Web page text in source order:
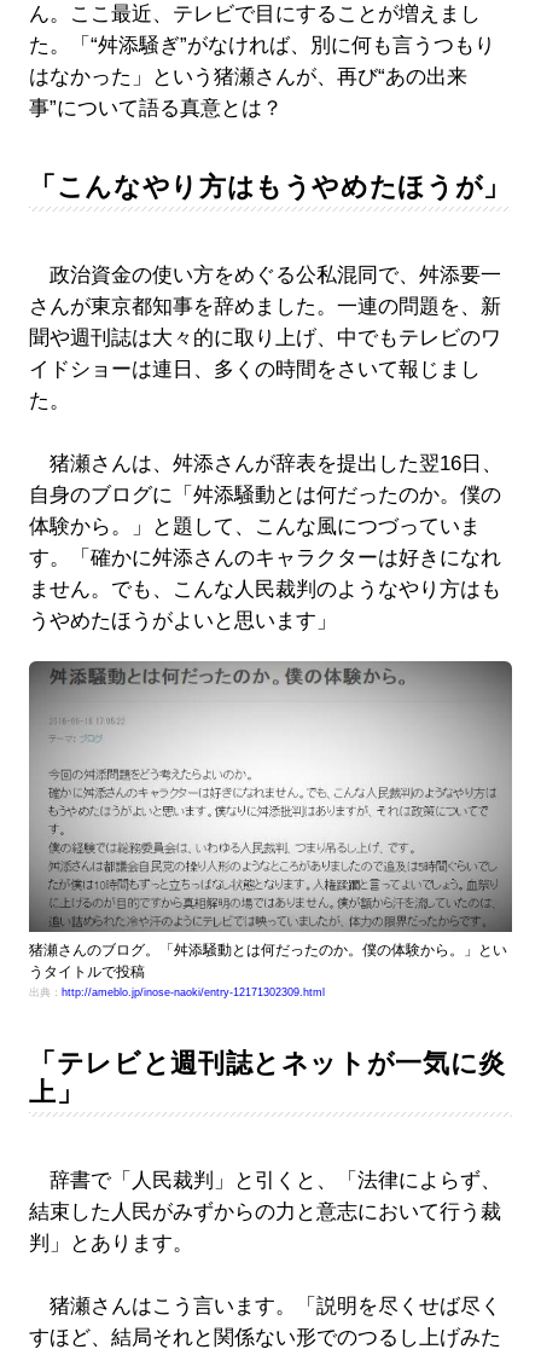
ん。ここ最近、テレビで目にすることが増えまし
た。「“舛添騒ぎ”がなければ、別に何も言うつもり
はなかった」という猪瀬さんが、再び“あの出来
事”について語る真意とは？
「こんなやり方はもうやめたほうが」
政治資金の使い方をめぐる公私混同で、舛添要一
さんが東京都知事を辞めました。一連の問題を、新
聞や週刊誌は大々的に取り上げ、中でもテレビのワ
イドショーは連日、多くの時間をさいて報じまし
た。
猪瀬さんは、舛添さんが辞表を提出した翌16日、
自身のブログに「舛添騒動とは何だったのか。僕の
体験から。」と題して、こんな風につづっていま
す。「確かに舛添さんのキャラクターは好きになれ
ません。でも、こんな人民裁判のようなやり方はも
うやめたほうがよいと思います」
猪瀬さんのブログ。「舛添騒動とは何だったのか。僕の体験から。」とい
うタイトルで投稿
出典： http://ameblo.jp/inose-naoki/entry-12171302309.html
「テレビと週刊誌とネットが一気に炎
上」
辞書で「人民裁判」と引くと、「法律によらず、
結束した人民がみずからの力と意志において行う裁
判」とあります。
猪瀬さんはこう言います。「説明を尽くせば尽く
すほど、結局それと関係ない形でのつるし上げみた